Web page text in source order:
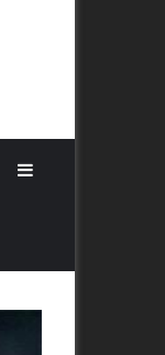
Sidebar